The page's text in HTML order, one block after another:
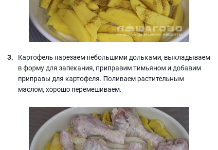
Картофель нарезаем небольшими дольками, выкладываем
в форму для запекания, приправим тимьяном и добавим
приправы для картофеля. Поливаем растительным
маслом, хорошо перемешиваем.